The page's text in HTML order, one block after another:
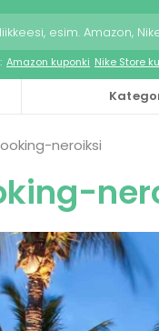
Amazon kuponki Nike Store
neroiksi